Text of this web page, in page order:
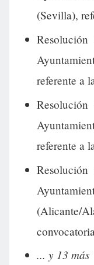
(Sevilla),
referente a
referente a
... y 13 más